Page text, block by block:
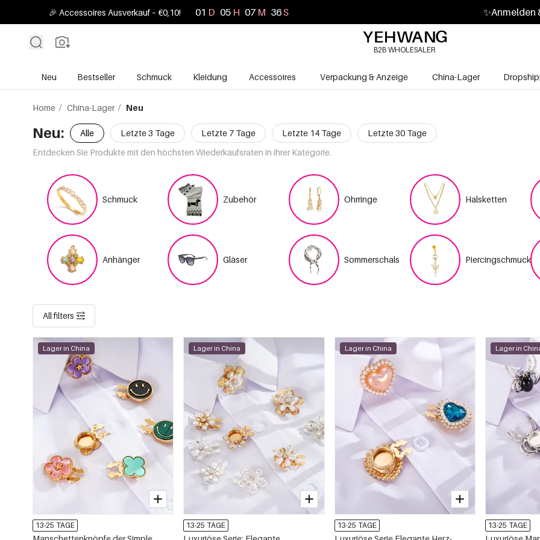
🎉 Accessoires Ausverkauf – €0,10! 01 D 05 H 07 M 34S ✨Anmelden
B2B WHOLESALER
Neu Bestseller Schmuck Kleidung Accessoires Verpackung & Anzeige China-Lager
Home / China-Lager / Neu
Neu: Alle Letzte 3 Tage Letzte 7 Tage Letzte 14 Tage
Letzte 30 Tage
Entdecken Sie Produkte mit den höchsten Wiederkaufsraten in ihrer Kategorie.
Schmuck Zubehör Ohrringe Halsketten
Anhänger Gläser Sommerschals Piercingschmuck
All filters
Lager in China
13-25 TAGE
Lager in China
13-25 TAGE
Lager in China
13-25 TAGE
Lager in
13-25 TAGE